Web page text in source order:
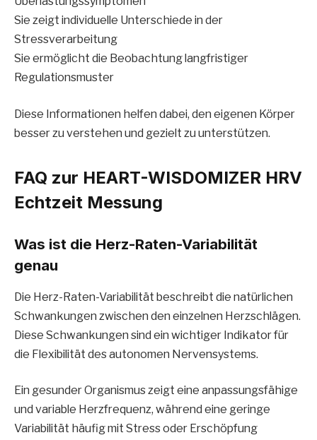
Sie zeigt individuelle Unterschiede in der
Stressverarbeitung
Sie ermöglicht die Beobachtung langfristiger
Regulationsmuster
Diese Informationen helfen dabei, den eigenen Körper
besser zu verstehen und gezielt zu unterstützen.
FAQ zur HEART-WISDOMIZER HRV
Echtzeit Messung
Was ist die Herz-Raten-Variabilität
genau
Die Herz-Raten-Variabilität beschreibt die natürlichen
Schwankungen zwischen den einzelnen Herzschlägen.
Diese Schwankungen sind ein wichtiger Indikator für
die Flexibilität des autonomen Nervensystems.
Ein gesunder Organismus zeigt eine anpassungsfähige
und variable Herzfrequenz, während eine geringe
Variabilität häufig mit Stress oder Erschöpfung